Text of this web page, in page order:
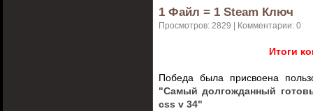
1 Файл = 1 Steam Ключ
Просмотров: 2829 | Комментарии: 0
Итоги
Победа была присвоена
"Самый долгожданный
css v 34"